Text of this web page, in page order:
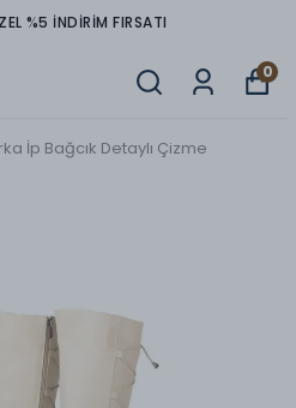
%5 İNDİRİM FIRSATI
0
İp Bağcık Detaylı Çizme